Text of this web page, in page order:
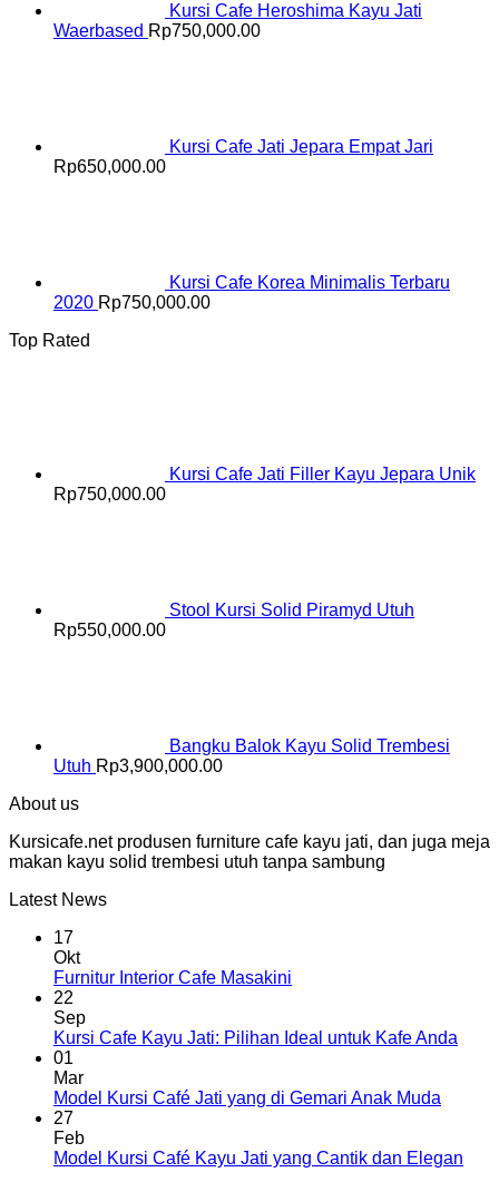
Kursi Cafe Heroshima Kayu Jati
Waerbased Rp750,000.00
Kursi Cafe Jati Jepara Empat Jari
Rp650,000.00
Kursi Cafe Korea Minimalis Terbaru
2020 Rp750,000.00
Top Rated
Kursi Cafe Jati Filler Kayu Jepara Unik
Rp750,000.00
Stool Kursi Solid Piramyd Utuh
Rp550,000.00
Bangku Balok Kayu Solid Trembesi
Utuh Rp3,900,000.00
About us
Kursicafe.net produsen furniture cafe kayu jati, dan juga meja
makan kayu solid trembesi utuh tanpa sambung
Latest News
17
Okt
Furnitur Interior Cafe Masakini
22
Sep
Kursi Cafe Kayu Jati: Pilihan Ideal untuk Kafe Anda
01
Mar
Model Kursi Café Jati yang di Gemari Anak Muda
27
Feb
Model Kursi Café Kayu Jati yang Cantik dan Elegan